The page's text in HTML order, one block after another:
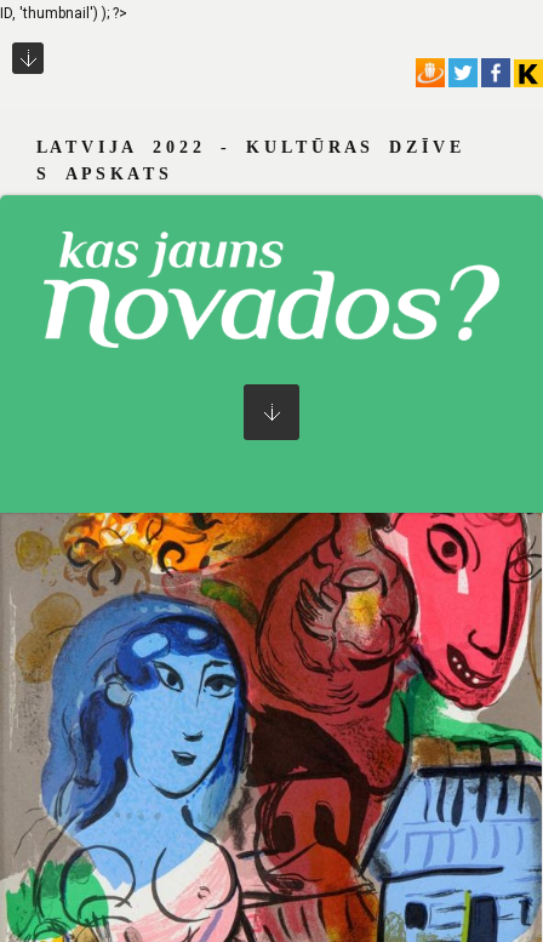
ID, 'thumbnail') ); ?>
L A T V I J A 2 0 2 2 - K U L T Ū R A S D Z Ī V E
S A P S K A T S